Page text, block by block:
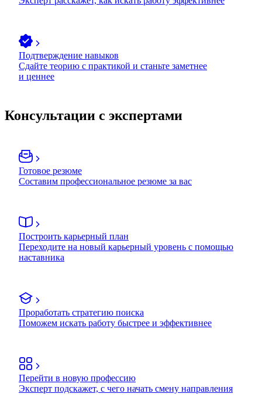
Подтверждение навыков
Сдайте теорию с практикой и станьте заметнее
и ценнее
Консультации с экспертами
Готовое резюме
Составим профессиональное резюме за вас
Построить карьерный план
Переходите на новый карьерный уровень с помощью
наставника
Проработать стратегию поиска
Поможем искать работу быстрее и эффективнее
Перейти в новую профессию
Эксперт подскажет, с чего начать смену направления